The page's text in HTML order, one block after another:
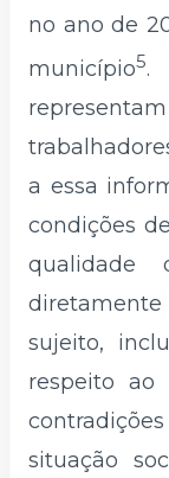
no ano de
município5.
a essa
condições
sujeito,
respeito ao
situação